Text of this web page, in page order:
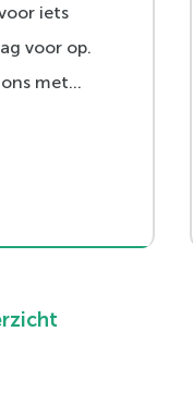
iets
voor op.
met
het klopt.